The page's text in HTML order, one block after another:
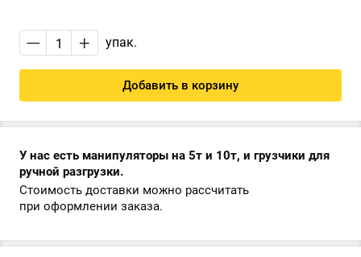
— + упак.
Добавить в корзину
У нас есть манипуляторы на 5т и 10т, и грузчики для
ручной разгрузки.
Стоимость доставки можно рассчитать
при оформлении заказа.